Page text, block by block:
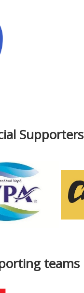
Supporters
teams